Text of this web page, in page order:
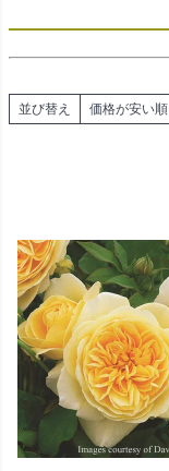
並び替え 価格が安い順